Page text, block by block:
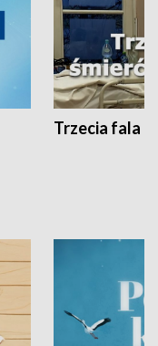
Trzecia fala -